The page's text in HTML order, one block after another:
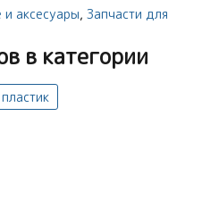
аксесуары, Запчасти для
в категории